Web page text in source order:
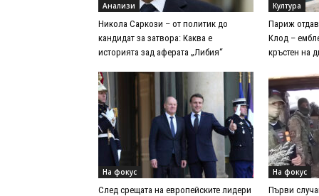
Анализи
Никола Саркози – от политик до
кандидат за затвора: Каква е
историята зад аферата „Либия“
Култура
Париж
Клод –
кръстен на
На фокус
След срещата на европейските лидери
На фокус
Първи